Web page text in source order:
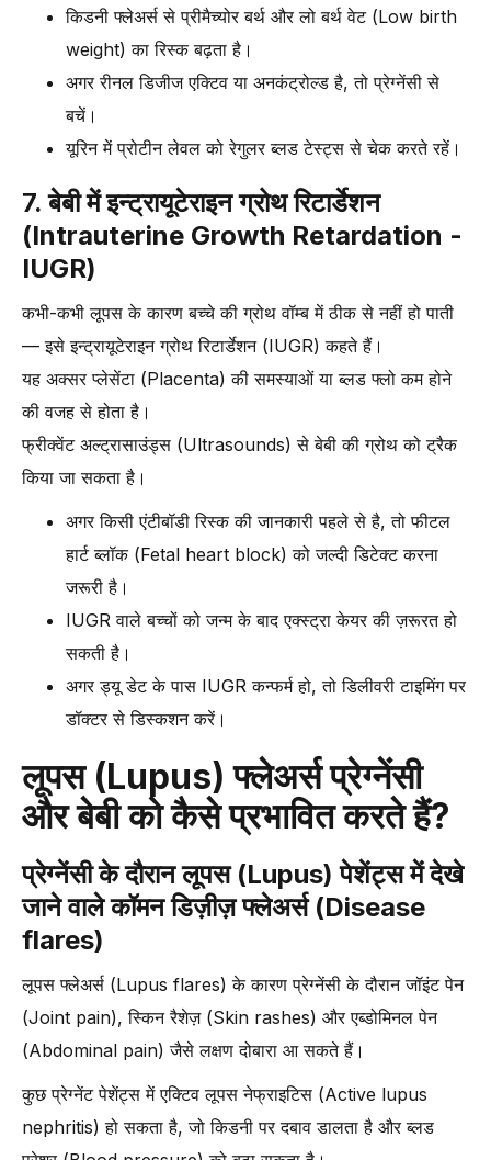
किडनी फ्लेअर्स से प्रीमैच्योर बर्थ और लो बर्थ वेट (Low birth
weight) का रिस्क बढ़ता है।
अगर रीनल डिजीज एक्टिव या अनकंट्रोल्ड है, तो प्रेग्नेंसी से
बचें।
यूरिन में प्रोटीन लेवल को रेगुलर ब्लड टेस्ट्स से चेक करते रहें।
7. बेबी में इन्ट्रायूटेराइन ग्रोथ रिटार्डेशन
(Intrauterine Growth Retardation -
IUGR)
कभी-कभी लूपस के कारण बच्चे की ग्रोथ वॉम्ब में ठीक से नहीं हो पाती
— इसे इन्ट्रायूटेराइन ग्रोथ रिटार्डेशन (IUGR) कहते हैं।
यह अक्सर प्लेसेंटा (Placenta) की समस्याओं या ब्लड फ्लो कम होने
की वजह से होता है।
फ्रीक्वेंट अल्ट्रासाउंड्स (Ultrasounds) से बेबी की ग्रोथ को ट्रैक
किया जा सकता है।
अगर किसी एंटीबॉडी रिस्क की जानकारी पहले से है, तो फीटल
हार्ट ब्लॉक (Fetal heart block) को जल्दी डिटेक्ट करना
जरूरी है।
IUGR वाले बच्चों को जन्म के बाद एक्स्ट्रा केयर की ज़रूरत हो
सकती है।
अगर ड्यू डेट के पास IUGR कन्फर्म हो, तो डिलीवरी टाइमिंग पर
डॉक्टर से डिस्कशन करें।
लूपस (Lupus) फ्लेअर्स प्रेग्नेंसी
और बेबी को कैसे प्रभावित करते हैं?
प्रेग्नेंसी के दौरान लूपस (Lupus) पेशेंट्स में देखे
जाने वाले कॉमन डिज़ीज़ फ्लेअर्स (Disease
flares)
लूपस फ्लेअर्स (Lupus flares) के कारण प्रेग्नेंसी के दौरान जॉइंट पेन
(Joint pain), स्किन रैशेज़ (Skin rashes) और एब्डोमिनल पेन
(Abdominal pain) जैसे लक्षण दोबारा आ सकते हैं।
कुछ प्रेग्नेंट पेशेंट्स में एक्टिव लूपस नेफ्राइटिस (Active lupus
nephritis) हो सकता है, जो किडनी पर दबाव डालता है और ब्लड